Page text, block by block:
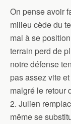
On pense avoir
milieu cède du
mal à se
terrain perd de
notre défense
pas assez vite
malgré le retour
2. Julien
même se